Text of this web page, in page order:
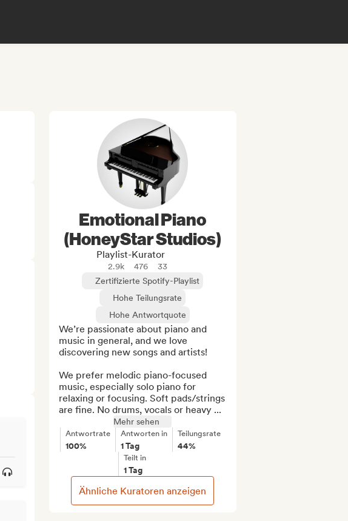
Emotional Piano
(HoneyStar Studios)
Playlist-Kurator
2.9k 476
33
Zertifizierte Spotify-Playlist
Hohe Teilungsrate
Hohe Antwortquote
We’re passionate about piano and
music in general, and we love
discovering new songs and artists!
We prefer melodic piano-focused
music, especially solo piano for
relaxing or focusing. Soft pads/strings
are fine. No drums, vocals or heavy ...
Mehr sehen
Antwortrate
100%
Antworten in
1 Tag
Teilungsrate
44%
Teilt in
1 Tag
Ähnliche Kuratoren anzeigen